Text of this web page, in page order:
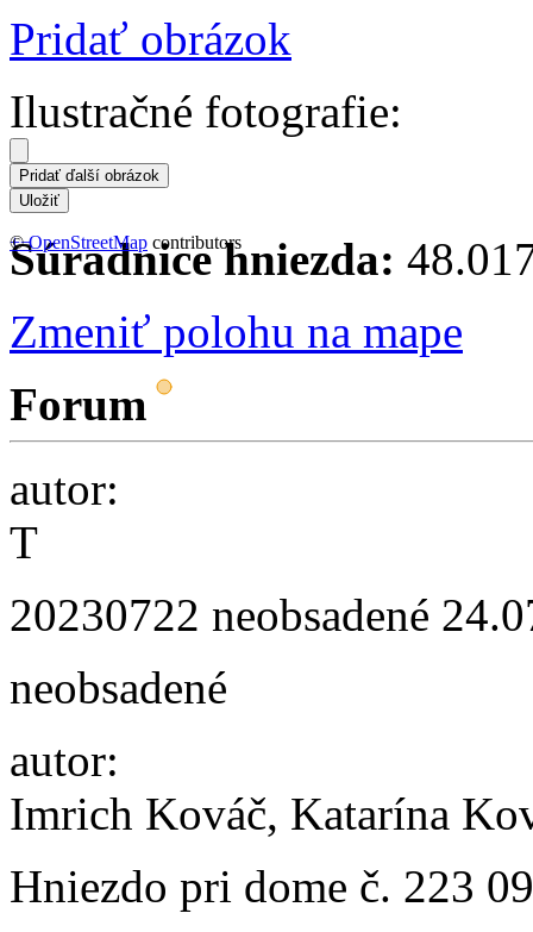
Pridať obrázok
Ilustračné fotografie:
+−
©OpenStreetMap contributors
Súradnice hniezda:
Zmeniť polohu na mape
Forum
autor:
T
20230722 neobsadené
neobsadené
autor:
Imrich Kováč, Katarína
Hniezdo pri dome č. 223